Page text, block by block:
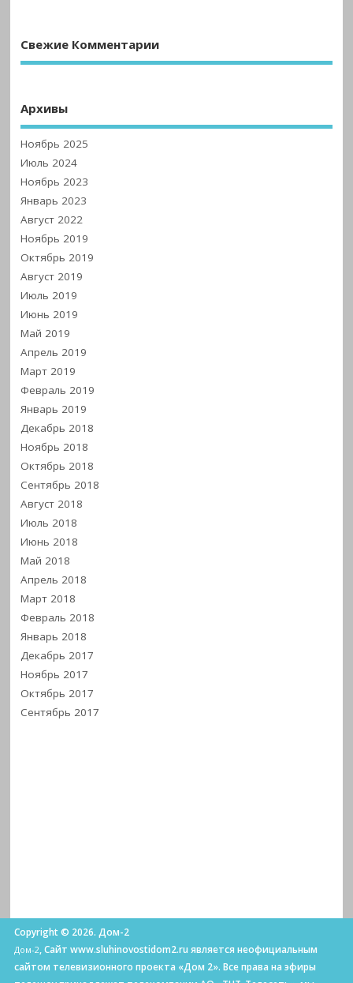
Свежие Комментарии
Архивы
Ноябрь 2025
Июль 2024
Ноябрь 2023
Январь 2023
Август 2022
Ноябрь 2019
Октябрь 2019
Август 2019
Июль 2019
Июнь 2019
Май 2019
Апрель 2019
Март 2019
Февраль 2019
Январь 2019
Декабрь 2018
Ноябрь 2018
Октябрь 2018
Сентябрь 2018
Август 2018
Июль 2018
Июнь 2018
Май 2018
Апрель 2018
Март 2018
Февраль 2018
Январь 2018
Декабрь 2017
Ноябрь 2017
Октябрь 2017
Сентябрь 2017
Copyright © 2026. Дом-2
Дом-2, Сайт www.sluhinovostidom2.ru является неофициальным
сайтом телевизионного проекта «Дом 2». Все права на эфиры